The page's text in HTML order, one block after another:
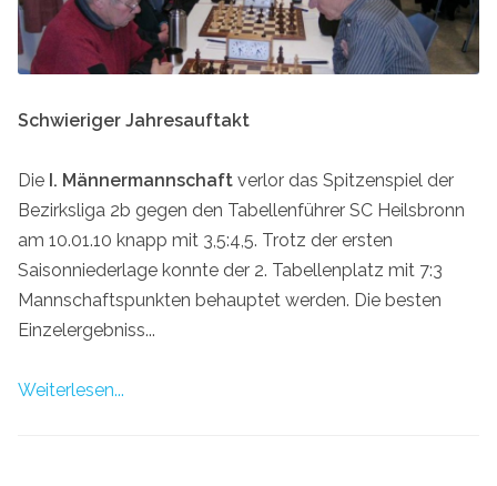
Schwieriger Jahresauftakt
Die I. Männermannschaft verlor das Spitzenspiel der
Bezirksliga 2b gegen den Tabellenführer SC Heilsbronn
am 10.01.10 knapp mit 3,5:4,5. Trotz der ersten
Saisonniederlage konnte der 2. Tabellenplatz mit 7:3
Mannschaftspunkten behauptet werden. Die besten
Einzelergebniss...
Weiterlesen...